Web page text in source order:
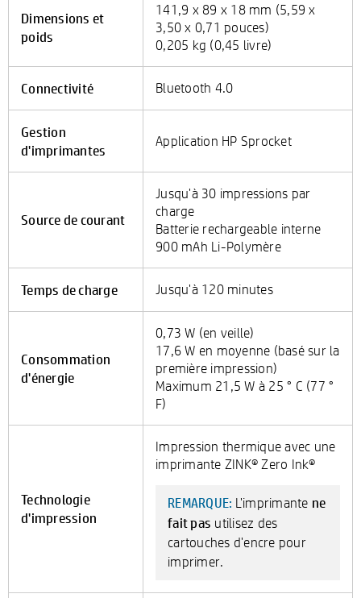
Dimensions et
poids
141,9 x 89 x 18 mm (5,59 x
3,50 x 0,71 pouces)
0,205 kg (0,45 livre)
Connectivité Bluetooth 4.0
Gestion
d'imprimantes
Application HP Sprocket
Source de courant
Jusqu'à 30 impressions par
charge
Batterie rechargeable interne
900 mAh Li-Polymère
Temps de charge Jusqu'à 120 minutes
Consommation
d'énergie
0,73 W (en veille)
17,6 W en moyenne (basé sur la
première impression)
Maximum 21,5 W à 25 ° C (77 °
F)
Technologie
d'impression
Impression thermique avec une
imprimante ZINK® Zero Ink®
REMARQUE: L'imprimante ne
fait pas utilisez des
cartouches d'encre pour
imprimer.